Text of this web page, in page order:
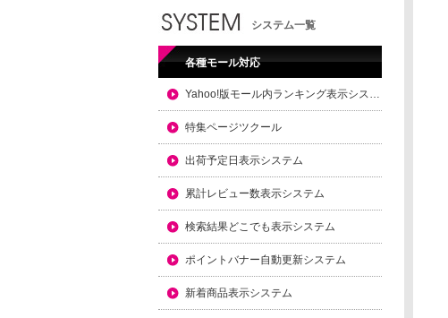
システム一覧
各種モール対応
Yahoo!版モール内ランキング表示システム
特集ページツクール
出荷予定日表示システム
累計レビュー数表示システム
検索結果どこでも表示システム
ポイントバナー自動更新システム
新着商品表示システム